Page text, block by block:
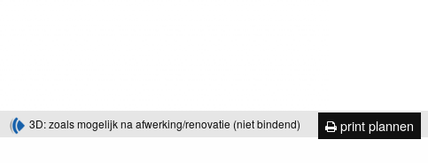
3D: zoals mogelijk na afwerking/renovatie (niet bindend) print plannen